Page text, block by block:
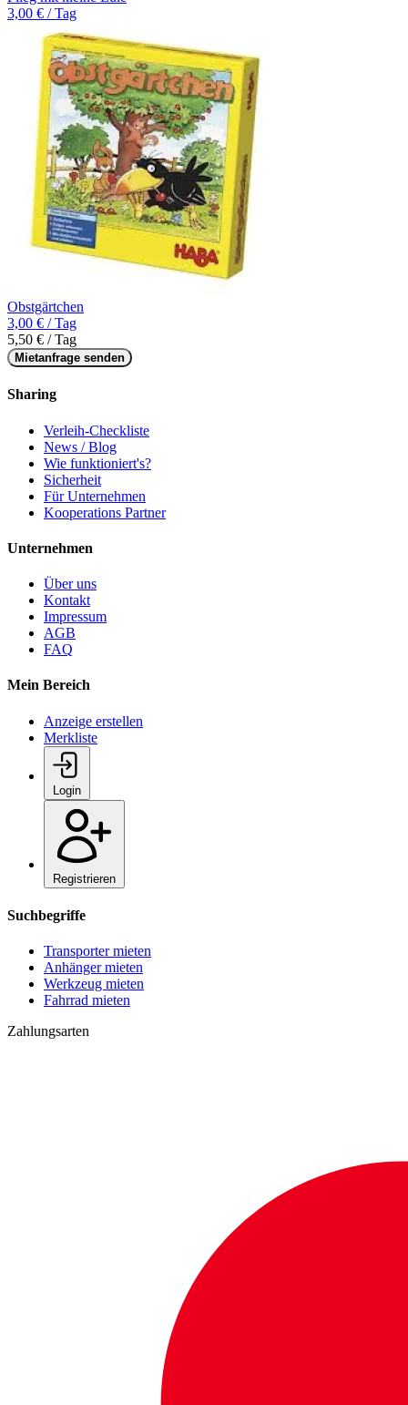
3,00 € / Tag
Obstgärtchen
3,00 € / Tag
5,50 € / Tag
Mietanfrage senden
Sharing
Verleih-Checkliste
News / Blog
Wie funktioniert's?
Sicherheit
Für Unternehmen
Kooperations Partner
Unternehmen
Über uns
Kontakt
Impressum
AGB
FAQ
Mein Bereich
Anzeige erstellen
Merkliste
Login
Registrieren
Suchbegriffe
Transporter mieten
Anhänger mieten
Werkzeug mieten
Fahrrad mieten
Zahlungsarten